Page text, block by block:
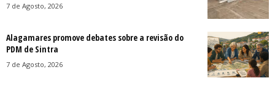
7 de Agosto, 2026
Alagamares promove debates sobre a revisão do
PDM de Sintra
7 de Agosto, 2026